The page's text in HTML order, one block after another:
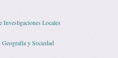
Investigaciones Locales
y Sociedad